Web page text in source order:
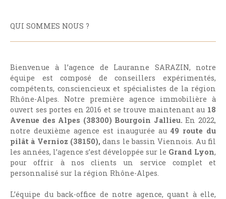
QUI SOMMES NOUS ?
Bienvenue à l’agence de Lauranne SARAZIN, notre
équipe est composé de conseillers expérimentés,
compétents, consciencieux et spécialistes de la région
Rhône-Alpes. Notre première agence immobilière à
ouvert ses portes en 2016 et se trouve maintenant au 18
Avenue des Alpes (38300) Bourgoin Jallieu.En 2022,
notre deuxième agence est inaugurée au 49 route du
pilât à Vernioz (38150),dans le bassin Viennois. Au fil
les années, l’agence s’est développée sur le Grand Lyon,
pour offrir à nos clients un service complet et
personnalisé sur la région Rhône-Alpes.
L’équipe du back-office de notre agence, quant à elle,